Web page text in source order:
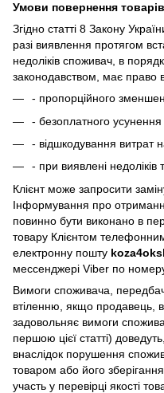
Умови повернення
Згідно статті 8 Закону
разі виявлення протягом
недоліків споживач, в
законодавством, має право
- пропорційного
- безоплатного усунення
- відшкодування витрат
- при виявлені недоліків
Клієнт може запросити
Інформування про
повинно бути виконано в
товару Клієнтом
електронну пошту
мессенджері Viber по
Вимоги споживача,
втіленню, якщо продавець,
задовольняє вимоги
першою цієї статті)
внаслідок порушення
товаром або його
участь у перевірці якості